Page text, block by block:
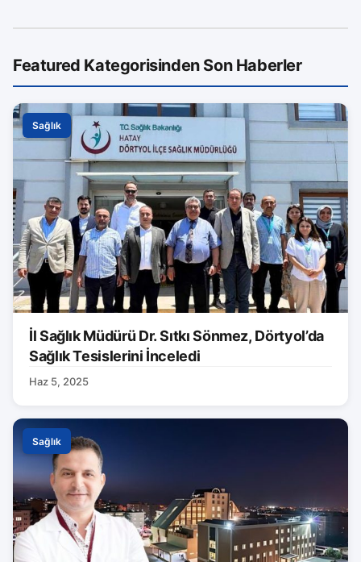
Featured Kategorisinden Son Haberler
Sağlık
İl Sağlık Müdürü Dr. Sıtkı Sönmez, Dörtyol’da
Sağlık Tesislerini İnceledi
Haz 5, 2025
Sağlık